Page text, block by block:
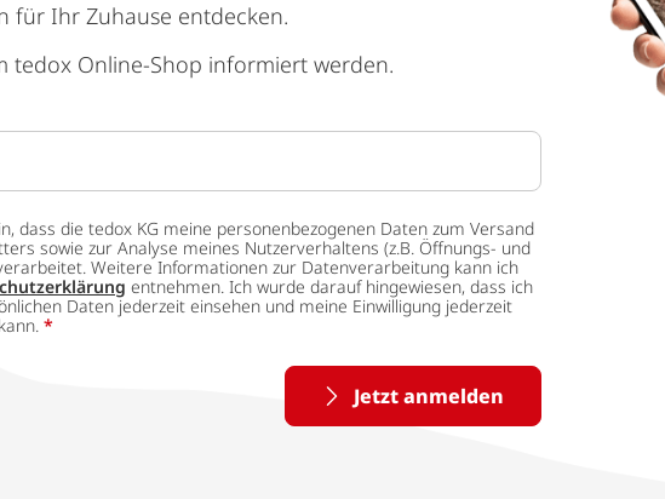
für Ihr Zuhause entdecken.
tedox Online-Shop informiert werden.
dass die tedox KG meine personenbezogenen Daten zum Versand
sowie zur Analyse meines Nutzerverhaltens (z.B. Öffnungs- und
Weitere Informationen zur Datenverarbeitung kann ich
entnehmen. Ich wurde darauf hingewiesen, dass ich
Daten jederzeit einsehen und meine Einwilligung jederzeit
*
Jetzt anmelden